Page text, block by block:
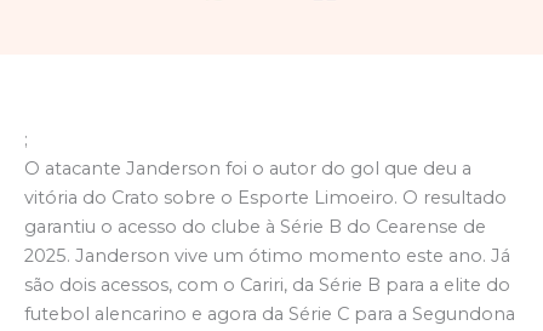
;
O atacante Janderson foi o autor do gol que deu a
vitória do Crato sobre o Esporte Limoeiro. O resultado
garantiu o acesso do clube à Série B do Cearense de
2025. Janderson vive um ótimo momento este ano. Já
são dois acessos, com o Cariri, da Série B para a elite do
futebol alencarino e agora da Série C para a Segundona